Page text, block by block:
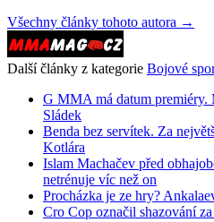
Všechny články tohoto autora →
Další články z kategorie Bojové
G MMA má datum
Sládek
Benda bez servítek. Za
Kotlára
Islam Machačev před
netrénuje víc než on
Procházka je ze hry?
Cro Cop označil shazování